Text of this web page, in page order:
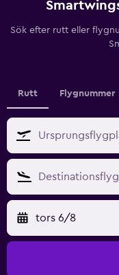
Sök efter rutt eller
Rutt Flygnummer
tors 6/8